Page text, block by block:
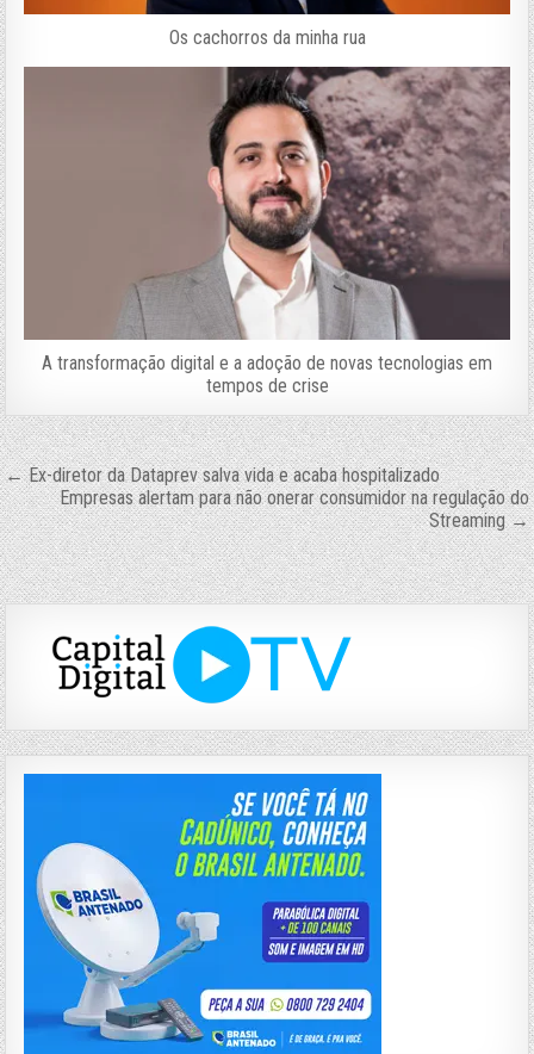
Os cachorros da minha rua
A transformação digital e a adoção de novas tecnologias em
tempos de crise
Navegação
de
Post
← Ex-diretor da Dataprev salva vida e acaba hospitalizado
Empresas alertam para não onerar consumidor na regulação do
Streaming →